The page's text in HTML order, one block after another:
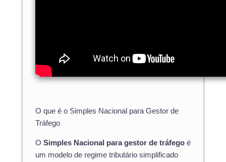
O que é o Simples Nacional para Gestor de
Tráfego
O Simples Nacional para gestor de tráfego é
um modelo de regime tributário simplificado